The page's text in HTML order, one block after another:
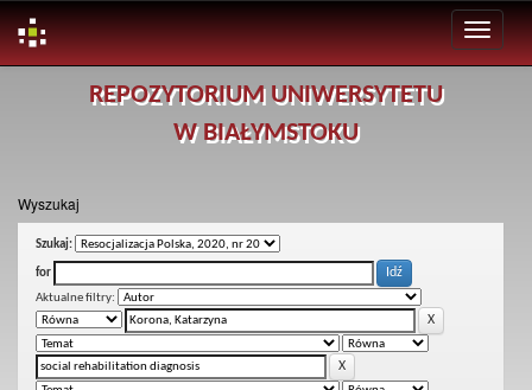
REPOZYTORIUM UNIWERSYTETU
W BIAŁYMSTOKU
Wyszukaj
Szukaj:
for
Aktualne filtry: